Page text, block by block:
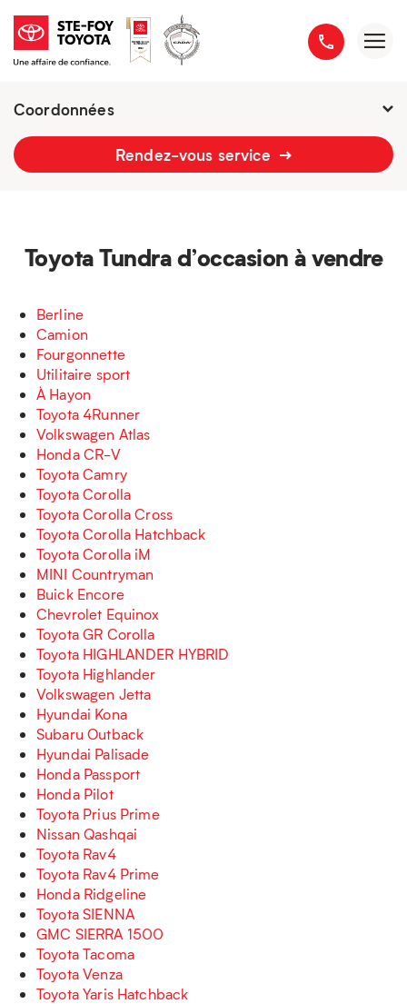
Coordonnées
Fermé : Ouverture-
Rendez-vous service
Toyota Tundra d’occasion à vendre
Berline
Camion
Fourgonnette
Utilitaire sport
À Hayon
Toyota 4Runner
Volkswagen Atlas
Honda CR-V
Toyota Camry
Toyota Corolla
Toyota Corolla Cross
Toyota Corolla Hatchback
Toyota Corolla iM
MINI Countryman
Buick Encore
Chevrolet Equinox
Toyota GR Corolla
Toyota HIGHLANDER HYBRID
Toyota Highlander
Volkswagen Jetta
Hyundai Kona
Subaru Outback
Hyundai Palisade
Honda Passport
Honda Pilot
Toyota Prius Prime
Nissan Qashqai
Toyota Rav4
Toyota Rav4 Prime
Honda Ridgeline
Toyota SIENNA
GMC SIERRA 1500
Toyota Tacoma
Toyota Venza
Toyota Yaris Hatchback